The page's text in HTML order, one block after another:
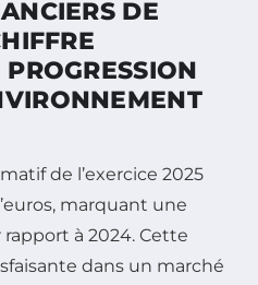
DE
PROGRESSION
de l’exercice 2025
marquant une
rapport à 2024. Cette
dans un marché